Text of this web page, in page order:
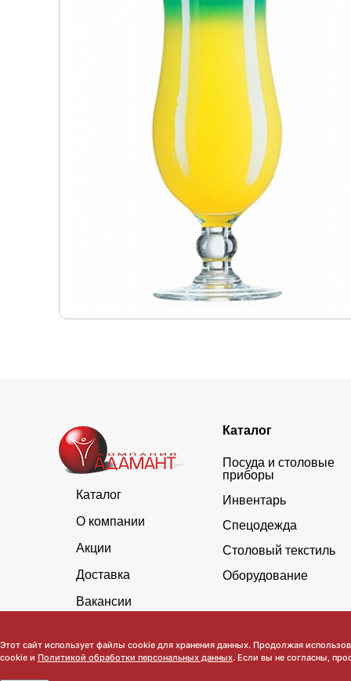
Каталог
О компании
Акции
Доставка
Вакансии
Каталог
Посуда и столовые
приборы
Инвентарь
Спецодежда
Столовый текстиль
Оборудование
Этот сайт использует файлы cookie для хранения данных. Продолжая
cookie и Политикой обработки персональных данных. Если вы не согласны,